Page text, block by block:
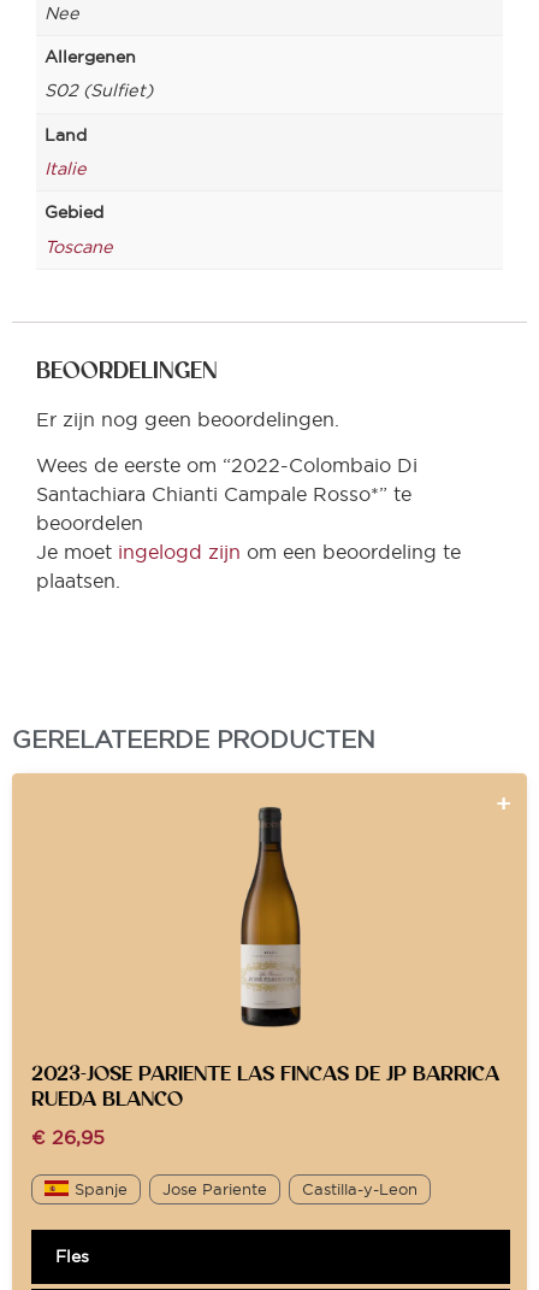
Nee
Allergenen
S02 (Sulfiet)
Land
Italie
Gebied
Toscane
BEOORDELINGEN
Er zijn nog geen beoordelingen.
Wees de eerste om “2022-Colombaio Di
Santachiara Chianti Campale Rosso*” te
beoordelen
Je moet ingelogd zijn om een beoordeling te
plaatsen.
GERELATEERDE PRODUCTEN
2023-JOSE PARIENTE LAS FINCAS DE JP BARRICA
RUEDA BLANCO
€ 26,95
Spanje Jose Pariente Castilla-y-Leon
Fles